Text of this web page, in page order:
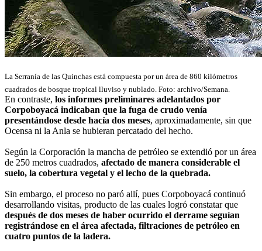
La Serranía de las Quinchas está compuesta por un área de 860 kilómetros
cuadrados de bosque tropical lluviso y nublado. Foto: archivo/Semana.
En contraste, los informes preliminares adelantados por
Corpoboyacá indicaban que la fuga de crudo venía
presentándose desde hacía dos meses, aproximadamente, sin que
Ocensa ni la Anla se hubieran percatado del hecho.
Según la Corporación la mancha de petróleo se extendió por un área
de 250 metros cuadrados, afectado de manera considerable el
suelo, la cobertura vegetal y el lecho de la quebrada.
Sin embargo, el proceso no paró allí, pues Corpoboyacá continuó
desarrollando visitas, producto de las cuales logró constatar que
después de dos meses de haber ocurrido el derrame seguían
registrándose en el área afectada, filtraciones de petróleo en
cuatro puntos de la ladera.